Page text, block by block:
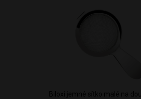
Biloxi jemné sítko malé na